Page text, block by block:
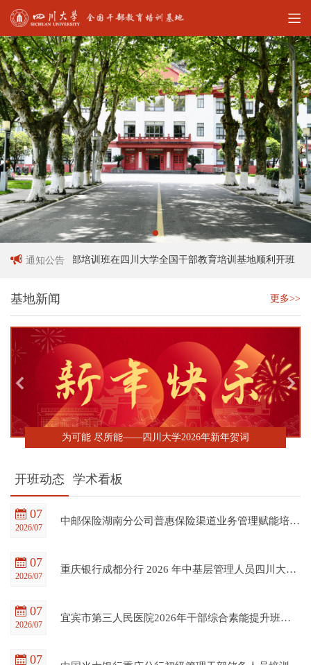
通知公告
中青年干部培训班在四川大学全国干部教育培训基地顺利开班
基地新闻 更多>>
为可能 尽所能——四川大学2026年新年贺词
开班动态 学术看板
07
2026/07
中邮保险湖南分公司普惠保险渠道业务管理赋能培训班在四川大学全国干部教育培训基地顺利开班
07
2026/07
重庆银行成都分行 2026 年中基层管理人员四川大学培训项目（第一期）在四川大学全国干部教育培训基地顺利开班
07
2026/07
宜宾市第三人民医院2026年干部综合素能提升班在四川大学全国干部教育培训基地顺利开班
07